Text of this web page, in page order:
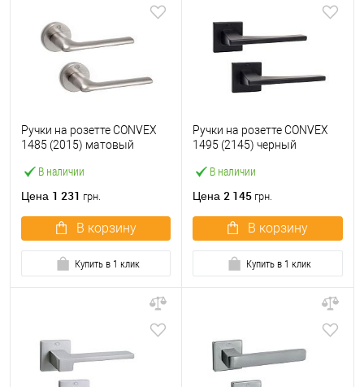
В наличии
Ручки на розетте CONVEX
1485 (2015) матовый
Цена 1 231 грн.
В корзину
Купить в 1 клик
В наличии
Ручки на розетте CONVEX
1495 (2145) черный
Цена 2 145 грн.
В корзину
Купить в 1 клик